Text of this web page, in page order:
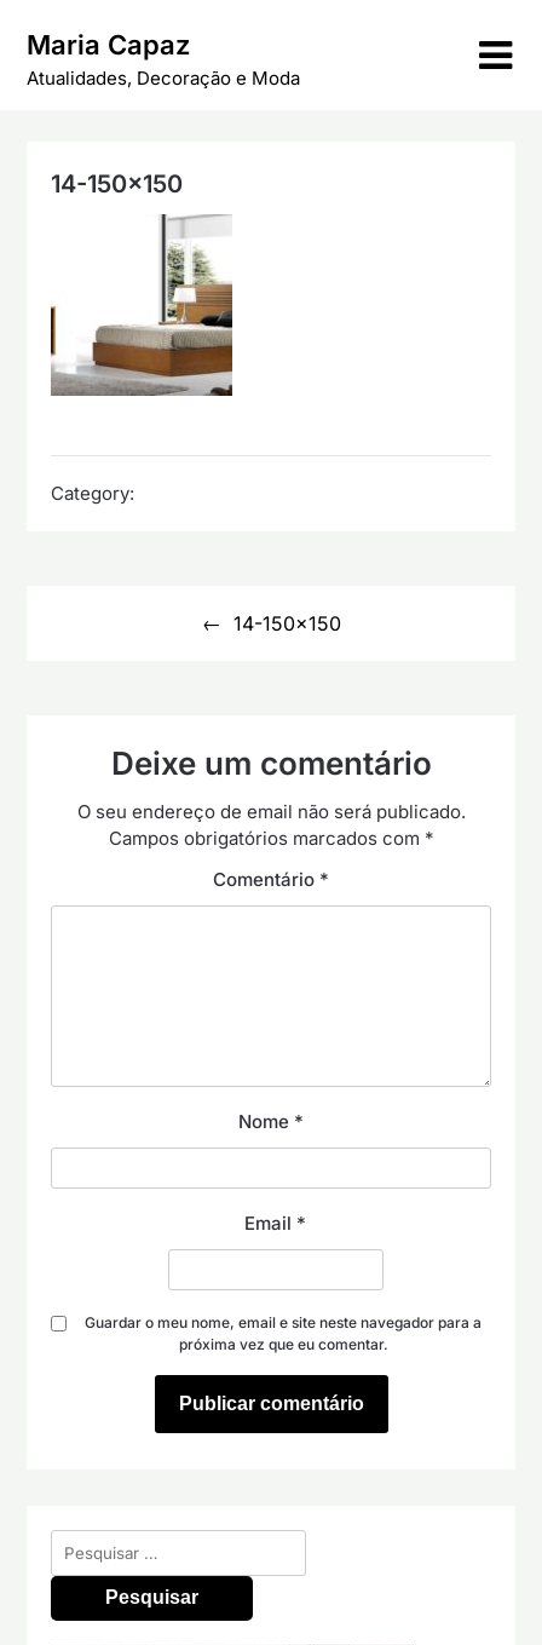
content
Maria Capaz
Atualidades, Decoração e Moda
14-150×150
Category:
14-150×150
Deixe um comentário
O seu endereço de email não será publicado.
Campos obrigatórios marcados com *
Comentário *
Nome *
Email *
Guardar o meu nome, email e site neste navegador para a
próxima vez que eu comentar.
Pesquisar
por: